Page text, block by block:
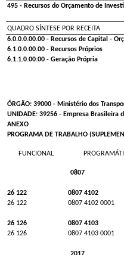
495 - Recursos do Orçamento de
QUADRO SÍNTESE POR RECEITA
6.0.0.0.00.00 - Recursos de Capital -
6.1.0.0.00.00 - Recursos Próprios
6.1.1.0.00.00 - Geração Própria
ÓRGÃO: 39000 - Ministério dos
UNIDADE: 39256 - Empresa Brasileira
ANEXO
PROGRAMA DE TRABALHO
FUNCIONAL
0807
26 122 0807 4102
26 122
0807 4102 0001
26 126 0807 4103
26 126
0807 4103 0001